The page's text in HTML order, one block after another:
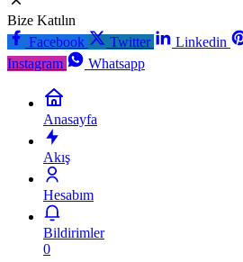
Bize Katılın
Facebook
Twitter Linkedin
Instagram
Whatsapp
Anasayfa
Akış
Hesabım
Bildirimler
0